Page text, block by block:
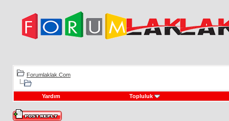
Forumlaklak.Com
Yardım Topluluk